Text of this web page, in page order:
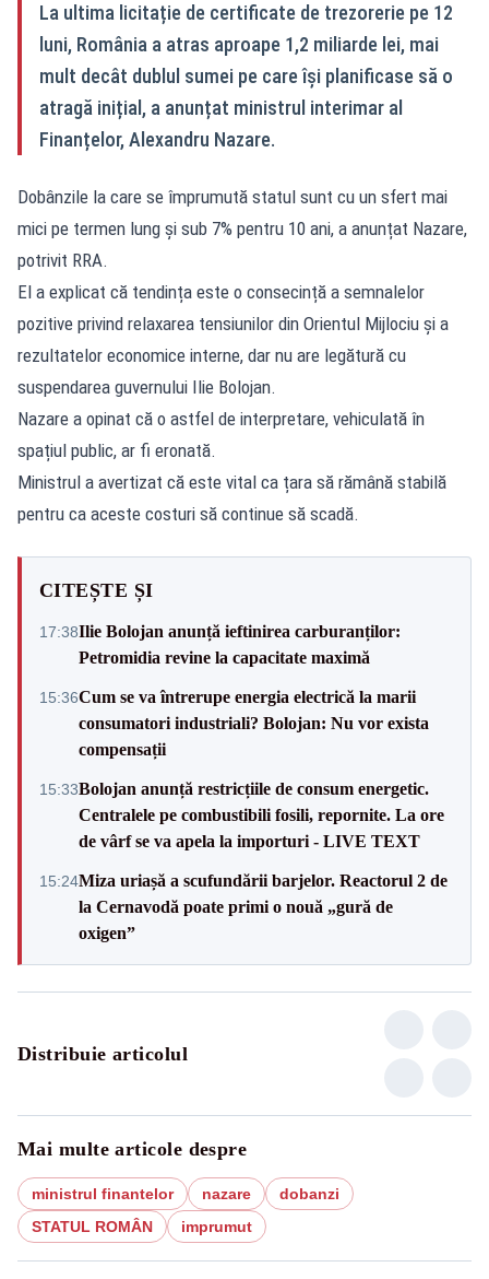
La ultima licitație de certificate de trezorerie pe 12
luni, România a atras aproape 1,2 miliarde lei, mai
mult decât dublul sumei pe care își planificase să o
atragă inițial, a anunțat ministrul interimar al
Finanțelor, Alexandru Nazare.
Dobânzile la care se împrumută statul sunt cu un sfert mai
mici pe termen lung și sub 7% pentru 10 ani, a anunțat Nazare,
potrivit RRA.
El a explicat că tendința este o consecință a semnalelor
pozitive privind relaxarea tensiunilor din Orientul Mijlociu și a
rezultatelor economice interne, dar nu are legătură cu
suspendarea guvernului Ilie Bolojan.
Nazare a opinat că o astfel de interpretare, vehiculată în
spațiul public, ar fi eronată.
Ministrul a avertizat că este vital ca țara să rămână stabilă
pentru ca aceste costuri să continue să scadă.
CITEȘTE ȘI
17:38Ilie Bolojan anunță ieftinirea carburanților:
Petromidia revine la capacitate maximă
15:36Cum se va întrerupe energia electrică la marii
consumatori industriali? Bolojan: Nu vor exista
compensații
15:33Bolojan anunță restricțiile de consum energetic.
Centralele pe combustibili fosili, repornite. La ore
de vârf se va apela la importuri - LIVE TEXT
15:24Miza uriașă a scufundării barjelor. Reactorul 2 de
la Cernavodă poate primi o nouă „gură de
oxigen”
Distribuie articolul
Mai multe articole despre
ministrul finantelor nazare
dobanzi
STATUL ROMÂN
imprumut